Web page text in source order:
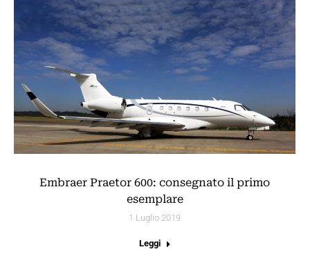
Embraer Praetor 600: consegnato il primo
esemplare
1 Luglio 2019
Leggi